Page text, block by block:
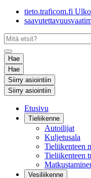
tieto.traficom.fi
Hae
Hae
Siirry asiointiin
Siirry asiointiin
Etusivu
Tieliikenne
Autoilijat
Kuljetusala
Tieliikenteen
Tieliikenteen
Vesiliikenne